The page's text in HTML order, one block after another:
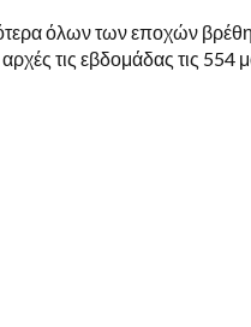
όλων των εποχών
αρχές τις εβδομάδας τις